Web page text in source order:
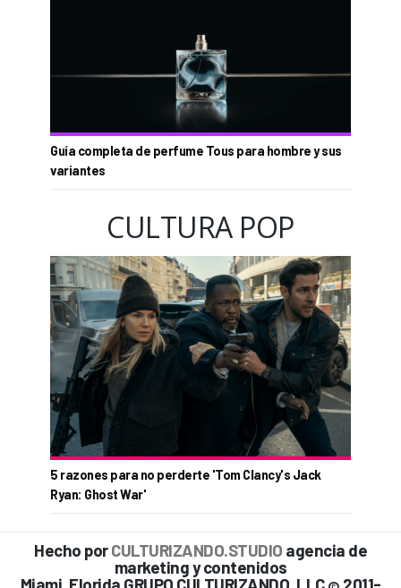
Guía completa de perfume Tous para hombre y sus
variantes
CULTURA POP
5 razones para no perderte 'Tom Clancy's Jack
Ryan: Ghost War'
Hecho porCULTURIZANDO.STUDIO agencia de
marketing y contenidos
Miami, Florida GRUPO CULTURIZANDO, LLC
2011-